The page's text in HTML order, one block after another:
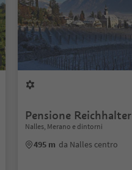
Pensione Reichhalter
Nalles, Merano e dintorni
495 m da Nalles centro